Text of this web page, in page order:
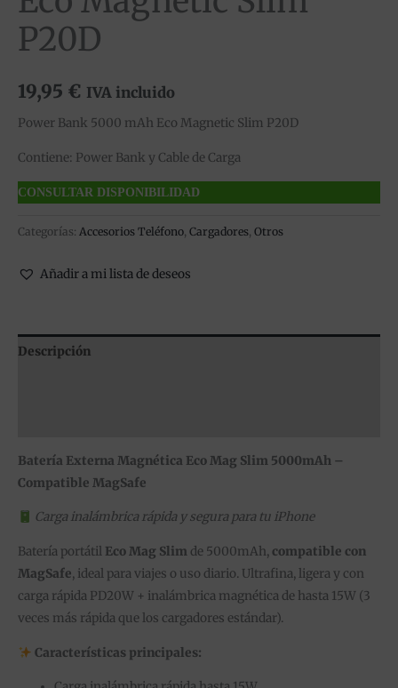
P20D
19,95 € IVA incluido
Power Bank 5000 mAh Eco Magnetic Slim P20D
Contiene: Power Bank y Cable de Carga
CONSULTAR DISPONIBILIDAD
Categorías: Accesorios Teléfono Cargadores Otros
Añadir a mi lista de deseos
Descripción
Batería Externa Magnética Eco Mag Slim 5000mAh –
Compatible MagSafe
Carga inalámbrica rápida y segura para tu iPhone
Batería portátil Eco Mag Slim de 5000mAh, compatible con
MagSafe, ideal para viajes o uso diario. Ultrafina, ligera y con
carga rápida PD20W + inalámbrica magnética de hasta 15W (3
veces más rápida que los cargadores estándar).
Características principales: